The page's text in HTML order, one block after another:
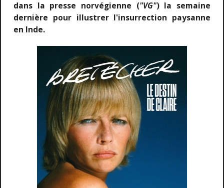
dans la presse norvégienne ("VG") la semaine
dernière pour illustrer l'insurrection paysanne
en Inde.